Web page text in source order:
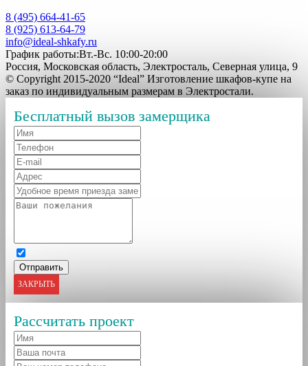
8 (495) 664-41-65
8 (925) 613-64-79
info@ideal-shkafy.ru
График работы:Вт.-Вс. 10:00-20:00
Россия, Московская область, Электросталь, Северная улица, 9
© Copyright 2015-2020 “Ideal” Изготовление шкафов-купе на
заказ по индивидуальным размерам в Электростали.
Бесплатный вызов замерщика
ЗАКРЫТЬ
Рассчитать проект